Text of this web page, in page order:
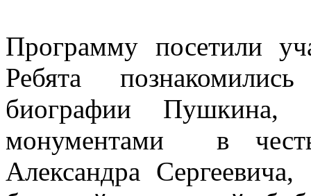
Программу
Ребята
биографии Пушкина,
монументами в
Александра